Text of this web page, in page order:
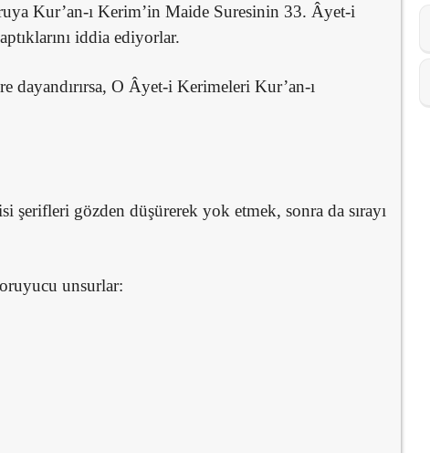
Kur’an-ı Kerim’in Maide Suresinin 33. Âyet-i
iddia ediyorlar.
dayandırırsa, O Âyet-i Kerimeleri Kur’an-ı
şerifleri gözden düşürerek yok etmek, sonra da sırayı
unsurlar: